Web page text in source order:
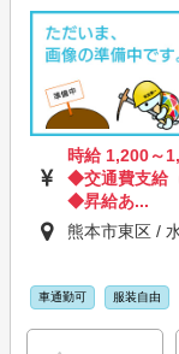
時給 1,200～
◆交通費支給
◆昇給あ...
熊本市東区 /
車通勤可 服装自由